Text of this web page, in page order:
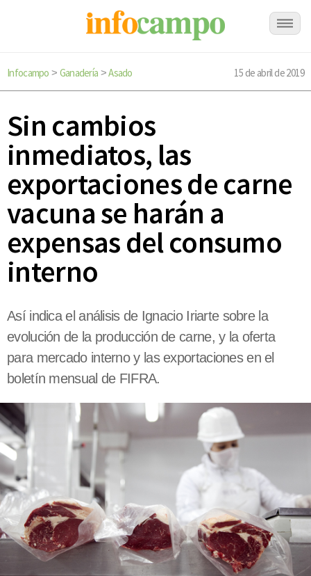
Infocampo > Ganadería >Asado 15 de abril de 2019
Sin cambios
inmediatos, las
exportaciones de carne
vacuna se harán a
expensas del consumo
interno
Así indica el análisis de Ignacio Iriarte sobre la
evolución de la producción de carne, y la oferta
para mercado interno y las exportaciones en el
boletín mensual de FIFRA.